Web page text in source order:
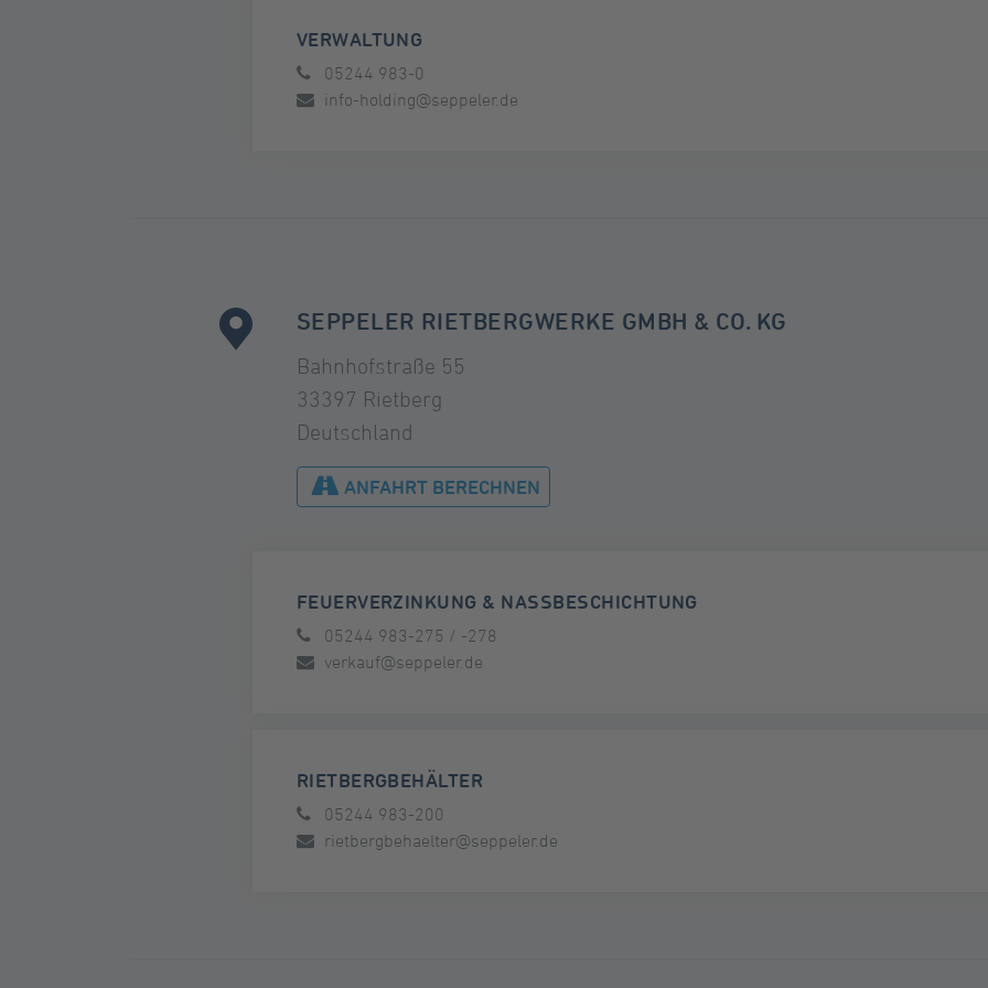
VERWALTUNG
05244 983-0
info-holding@seppeler.de
SEPPELER RIETBERGWERKE GMBH & CO. KG
Bahnhofstraße 55
33397 Rietberg
Deutschland
ANFAHRT BERECHNEN
FEUERVERZINKUNG & NASSBESCHICHTUNG
05244 983-275 / -278
verkauf@seppeler.de
RIETBERGBEHÄLTER
05244 983-200
rietbergbehaelter@seppeler.de